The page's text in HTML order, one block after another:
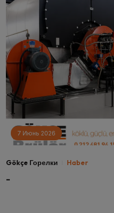
7 Июнь 2026
Gökçe Горелки Haber
-